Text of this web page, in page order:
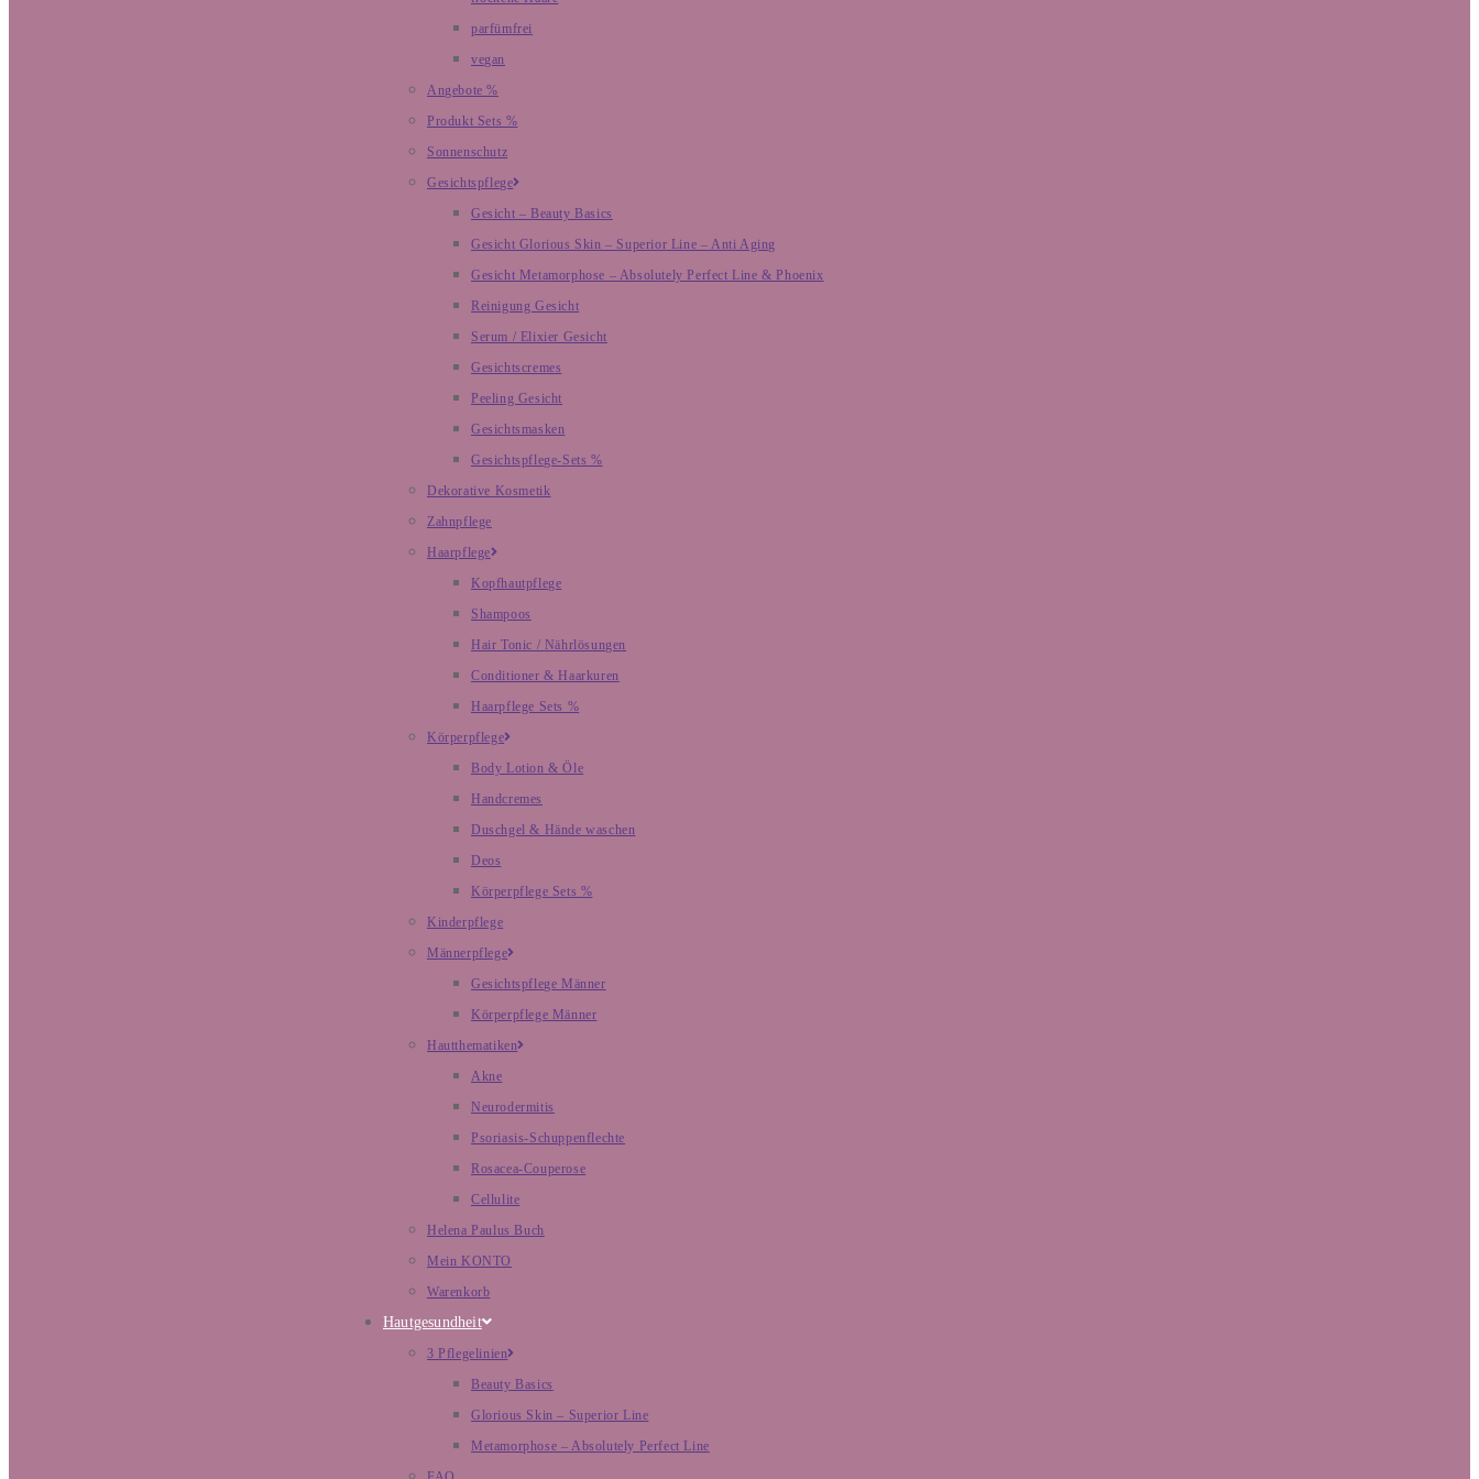
parfümfrei
vegan
Angebote %
Produkt Sets %
Sonnenschutz
Gesichtspflege
Gesicht – Beauty Basics
Gesicht Glorious Skin – Superior Line – Anti Aging
Gesicht Metamorphose – Absolutely Perfect Line & Phoenix
Reinigung Gesicht
Serum / Elixier Gesicht
Gesichtscremes
Peeling Gesicht
Gesichtsmasken
Gesichtspflege-Sets %
Dekorative Kosmetik
Zahnpflege
Haarpflege
Kopfhautpflege
Shampoos
Hair Tonic / Nährlösungen
Conditioner & Haarkuren
Haarpflege Sets %
Körperpflege
Body Lotion & Öle
Handcremes
Duschgel & Hände waschen
Deos
Körperpflege Sets %
Kinderpflege
Männerpflege
Gesichtspflege Männer
Körperpflege Männer
Hautthematiken
Akne
Neurodermitis
Psoriasis-Schuppenflechte
Rosacea-Couperose
Cellulite
Helena Paulus Buch
Mein KONTO
Warenkorb
Hautgesundheit
3 Pflegelinien
Beauty Basics
Glorious Skin – Superior Line
Metamorphose – Absolutely Perfect Line